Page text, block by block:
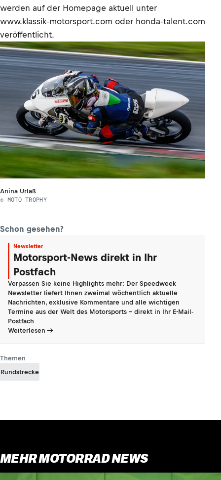
werden auf der Homepage aktuell unter
www.klassik-motorsport.com oder honda-talent.com
veröffentlicht.
Anina Urlaß
© MOTO TROPHY
Schon gesehen?
Newsletter
Motorsport-News direkt in Ihr
Postfach
Verpassen Sie keine Highlights mehr: Der Speedweek
Newsletter liefert Ihnen zweimal wöchentlich aktuelle
Nachrichten, exklusive Kommentare und alle wichtigen
Termine aus der Welt des Motorsports - direkt in Ihr E-Mail-
Postfach
Weiterlesen
Themen
Rundstrecke
MEHR MOTORRAD NEWS